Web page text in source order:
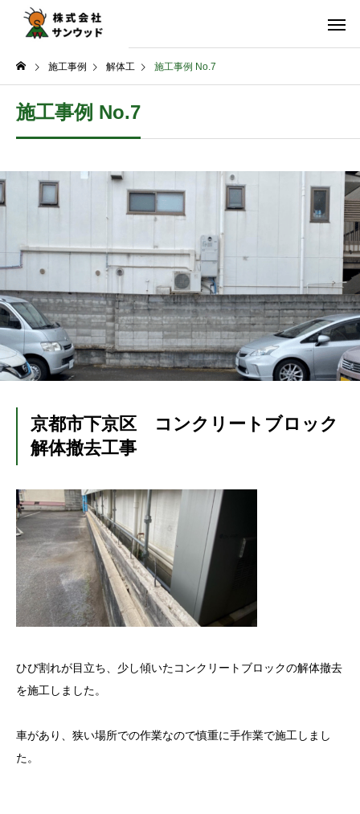
施工事例 解体工 施工事例 No.7
施工事例 No.7
京都市下京区 コンクリートブロック
解体撤去工事
ひび割れが目立ち、少し傾いたコンクリートブロックの解体撤去
を施工しました。
車があり、狭い場所での作業なので慎重に手作業で施工しまし
た。